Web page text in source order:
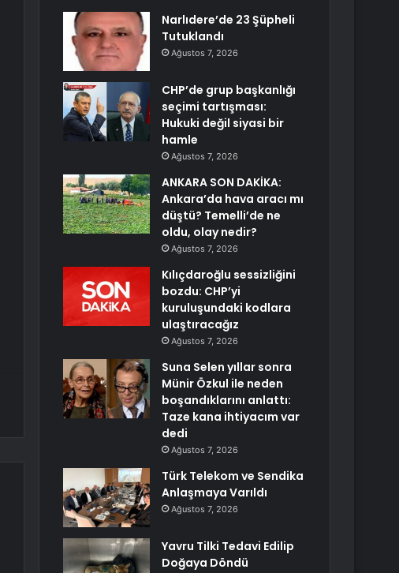
Narlıdere’de 23 Şüpheli
Tutuklandı
Ağustos 7, 2026
CHP’de grup başkanlığı
seçimi tartışması:
Hukuki değil siyasi bir
hamle
Ağustos 7, 2026
ANKARA SON DAKİKA:
Ankara’da hava aracı mı
düştü? Temelli’de ne
oldu, olay nedir?
Ağustos 7, 2026
Kılıçdaroğlu sessizliğini
bozdu: CHP’yi
kuruluşundaki kodlara
ulaştıracağız
Ağustos 7, 2026
Suna Selen yıllar sonra
Münir Özkul ile neden
boşandıklarını anlattı:
Taze kana ihtiyacım var
dedi
Ağustos 7, 2026
Türk Telekom ve Sendika
Anlaşmaya Varıldı
Ağustos 7, 2026
Yavru Tilki Tedavi Edilip
Doğaya Döndü